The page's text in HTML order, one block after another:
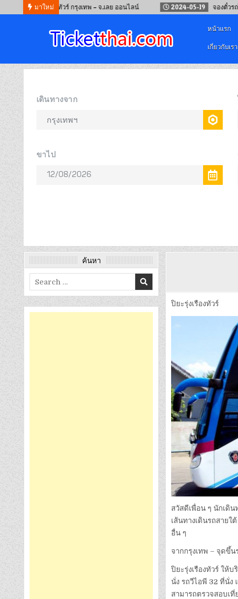
มาใหม่
จองรถทัวร์ กรุงเทพ – จ.เลย ออนไลน์ 2024-05-19 จองตั๋วรถไฟจีน คุ
จองตั๋วออนไลน์
หน้าแรก
เกี่ยวกับเรา
ปิยะรุ่งเรืองทัวร์
สวัสดีเพื่อน ๆ นักเดิ
เส้นทางเดินรถสาย
อื่น ๆ
จากกรุงเทพ – จุดขึ้น
ปิยะรุ่งเรืองทัวร์ ให้
นั่ง รถวีไอพี 32 ที่นั่ง
สามารถตรวจสอบเ
ค้นหา
Search
for: